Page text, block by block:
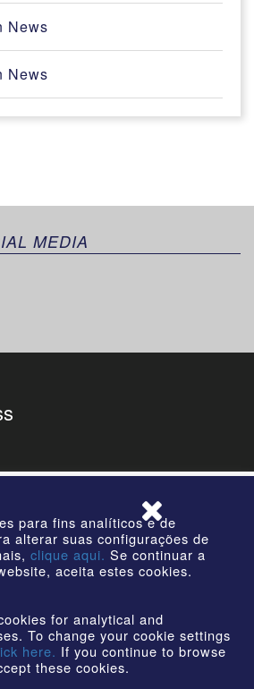
News
News
MEDIA
77 - Centro Cruzeiro | SP |
para fins analíticos e de
alterar suas configurações de
clique aqui. Se continuar a
aceita estes cookies.
for analytical and
To change your cookie settings
here. If you continue to browse
these cookies.